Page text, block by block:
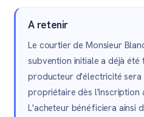
A retenir
Le courtier de Monsieur
subvention initiale a déjà
producteur d'électricité
propriétaire dès l'inscription
L'acheteur bénéficiera ainsi